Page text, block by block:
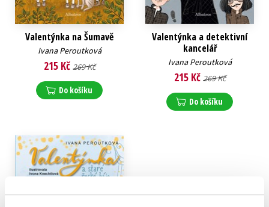
Valentýnka na Šumavě
Ivana Peroutková
215 Kč 269 Kč
Do košíku
Valentýnka a detektivní
kancelář
Ivana Peroutková
215 Kč 269 Kč
Do košíku